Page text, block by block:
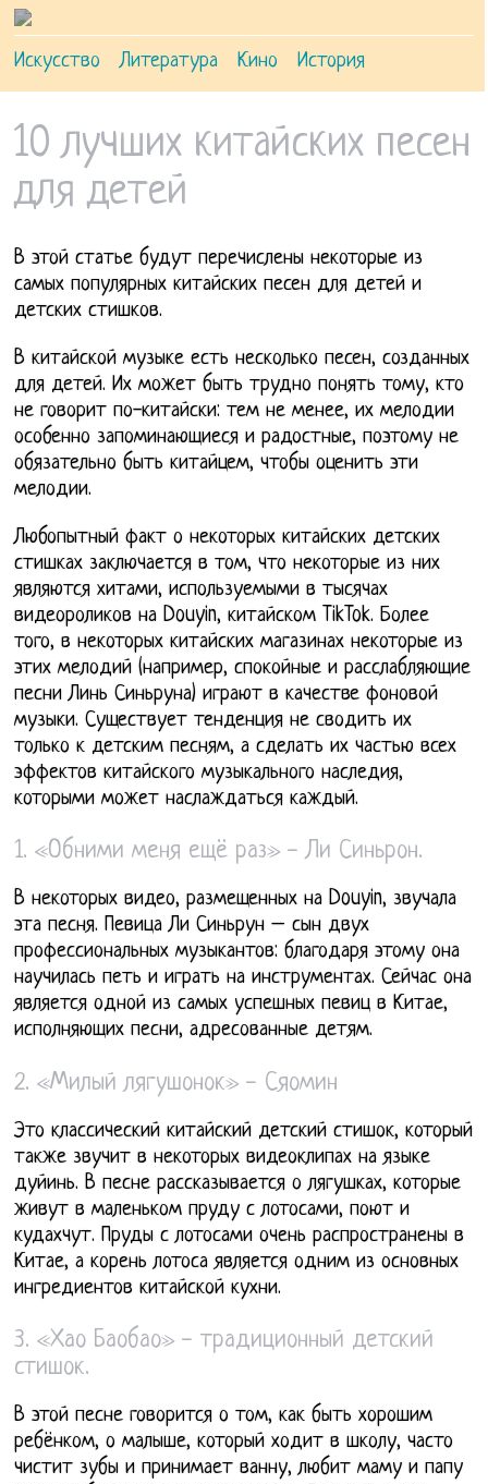
Искусство Литература Кино История
10 лучших китайских песен
для детей
В этой статье будут перечислены некоторые из
самых популярных китайских песен для детей и
детских стишков.
В китайской музыке есть несколько песен, созданных
для детей. Их может быть трудно понять тому, кто
не говорит по-китайски: тем не менее, их мелодии
особенно запоминающиеся и радостные, поэтому не
обязательно быть китайцем, чтобы оценить эти
мелодии.
Любопытный факт о некоторых китайских детских
стишках заключается в том, что некоторые из них
являются хитами, используемыми в тысячах
видеороликов на Douyin, китайском TikTok. Более
того, в некоторых китайских магазинах некоторые из
этих мелодий (например, спокойные и расслабляющие
песни Линь Синьруна) играют в качестве фоновой
музыки. Существует тенденция не сводить их
только к детским песням, а сделать их частью всех
эффектов китайского музыкального наследия,
которыми может наслаждаться каждый.
1. «Обними меня ещё раз» - Ли Синьрон.
В некоторых видео, размещенных на Douyin, звучала
эта песня. Певица Ли Синьрун – сын двух
профессиональных музыкантов: благодаря этому она
научилась петь и играть на инструментах. Сейчас она
является одной из самых успешных певиц в Китае,
исполняющих песни, адресованные детям.
2. «Милый лягушонок» - Сяомин
Это классический китайский детский стишок, который
также звучит в некоторых видеоклипах на языке
дуйинь. В песне рассказывается о лягушках, которые
живут в маленьком пруду с лотосами, поют и
кудахчут. Пруды с лотосами очень распространены в
Китае, а корень лотоса является одним из основных
ингредиентов китайской кухни.
3. «Хао Баобао» - традиционный детский
стишок.
В этой песне говорится о том, как быть хорошим
ребёнком, о малыше, который ходит в школу, часто
чистит зубы и принимает ванну, любит маму и папу